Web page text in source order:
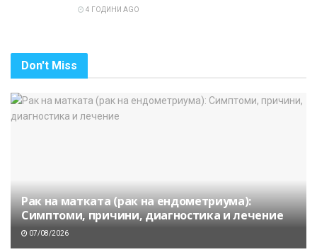
4 ГОДИНИ AGO
Don't Miss
Рак на матката (рак на ендометриума):
Симптоми, причини, диагностика и лечение
07/08/2026